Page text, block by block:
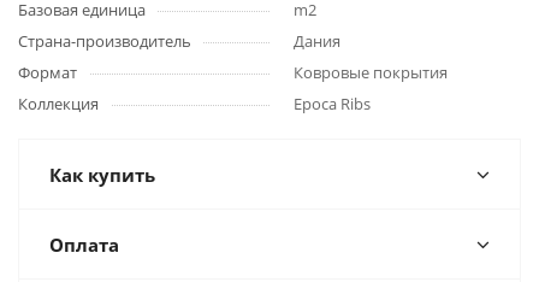
Базовая единица
m2
Страна-производитель
Дания
Формат
Ковровые покрытия
Коллекция
Epoca Ribs
Как купить
Оплата